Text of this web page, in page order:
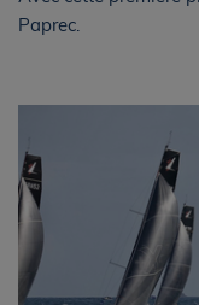
Paprec.